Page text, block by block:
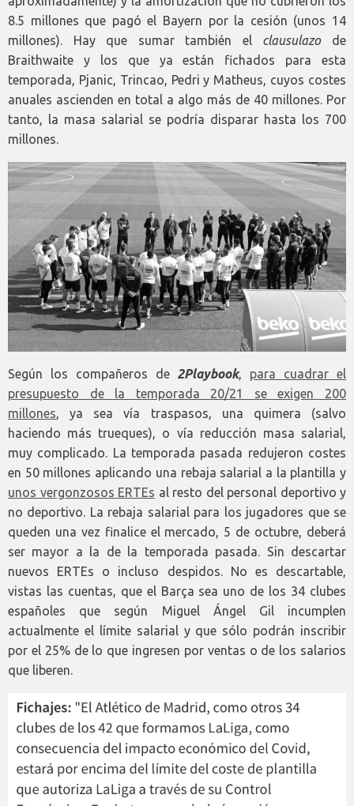
8.5 millones que pagó el Bayern por la cesión (unos 14
millones). Hay que sumar también el clausulazode
Braithwaite y los que ya están fichados para esta
temporada, Pjanic, Trincao, Pedri y Matheus, cuyos costes
anuales ascienden en total a algo más de 40 millones. Por
tanto, la masa salarial se podría disparar hasta los 700
millones.
Según los compañeros de 2Playbook, para cuadrar el
presupuesto de la temporada 20/21 se exigen 200
millones, ya sea vía traspasos, una quimera (salvo
haciendo más trueques), o vía reducción masa salarial,
muy complicado. La temporada pasada redujeron costes
en 50 millones aplicando una rebaja salarial a la plantilla y
unos vergonzosos ERTEs al resto del personal deportivo y
no deportivo. La rebaja salarial para los jugadores que se
queden una vez finalice el mercado, 5 de octubre, deberá
ser mayor a la de la temporada pasada. Sin descartar
nuevos ERTEs o incluso despidos. No es descartable,
vistas las cuentas, que el Barça sea uno de los 34 clubes
españoles que según Miguel Ángel Gil incumplen
actualmente el límite salarial y que sólo podrán inscribir
por el 25% de lo que ingresen por ventas o de los salarios
que liberen.